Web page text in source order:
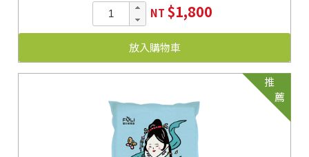
NT $1,800
放入購物車
推
薦